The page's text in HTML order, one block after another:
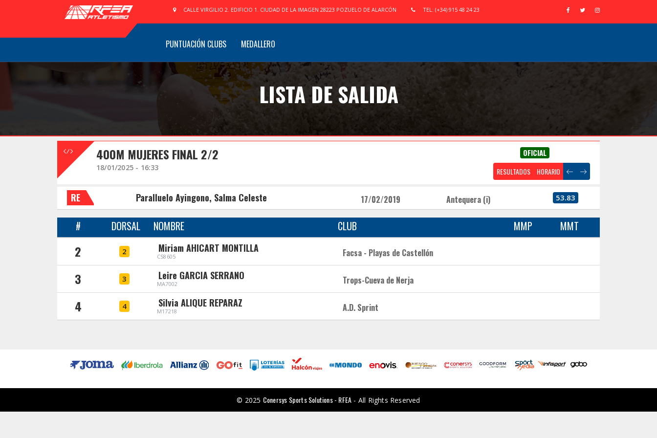
CALLE VIRGILIO 2. EDIFICIO 1. CIUDAD DE LA IMAGEN 28223 POZUELO DE ALARCÓN TEL: (+34) 915 48 24 23
PUNTUACIÓN CLUBS MEDALLERO
LISTA DE SALIDA
400M MUJERES FINAL 2/2 OFICIAL
18/01/2025 - 16:33 RESULTADOS HORARIO
RE Paralluelo Ayingono, Salma Celeste 17/02/2019 Antequera (i) 53.83
# DORSAL NOMBRE CLUB MMP MMT
2 2 Miriam AHICART MONTILLA
CS8605 Facsa - Playas de Castellón
3 3 Leire GARCIA SERRANO
MA7002 Trops-Cueva de Nerja
4 4 Silvia ALIQUE REPARAZ
M17218 A.D. Sprint
© 2025 Conersys Sports Solutions - RFEA - All Rights Reserved